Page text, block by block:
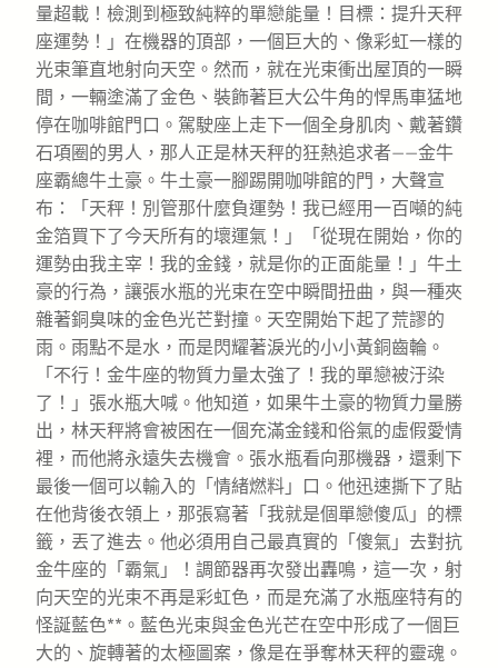
量超載！檢測到極致純粹的單戀能量！目標：提升天秤
座運勢！」在機器的頂部，一個巨大的、像彩虹一樣的
光束筆直地射向天空。然而，就在光束衝出屋頂的一瞬
間，一輛塗滿了金色、裝飾著巨大公牛角的悍馬車猛地
停在咖啡館門口。駕駛座上走下一個全身肌肉、戴著鑽
石項圈的男人，那人正是林天秤的狂熱追求者——金牛
座霸總牛土豪。牛土豪一腳踢開咖啡館的門，大聲宣
布：「天秤！別管那什麼負運勢！我已經用一百噸的純
金箔買下了今天所有的壞運氣！」「從現在開始，你的
運勢由我主宰！我的金錢，就是你的正面能量！」牛土
豪的行為，讓張水瓶的光束在空中瞬間扭曲，與一種夾
雜著銅臭味的金色光芒對撞。天空開始下起了荒謬的
雨。雨點不是水，而是閃耀著淚光的小小黃銅齒輪。
「不行！金牛座的物質力量太強了！我的單戀被汙染
了！」張水瓶大喊。他知道，如果牛土豪的物質力量勝
出，林天秤將會被困在一個充滿金錢和俗氣的虛假愛情
裡，而他將永遠失去機會。張水瓶看向那機器，還剩下
最後一個可以輸入的「情緒燃料」口。他迅速撕下了貼
在他背後衣領上，那張寫著「我就是個單戀傻瓜」的標
籤，丟了進去。他必須用自己最真實的「傻氣」去對抗
金牛座的「霸氣」！調節器再次發出轟鳴，這一次，射
向天空的光束不再是彩虹色，而是充滿了水瓶座特有的
怪誕藍色**。藍色光束與金色光芒在空中形成了一個巨
大的、旋轉著的太極圖案，像是在爭奪林天秤的靈魂。